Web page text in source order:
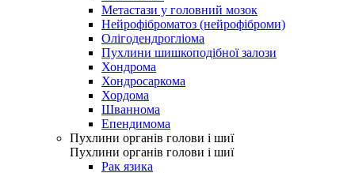
Метастази у головний мозок
Нейрофіброматоз (нейрофіброми)
Олігодендрогліома
Пухлини шишкоподібної залози
Хондрома
Хондросаркома
Хордома
Шваннома
Епендимома
Пухлини органів голови і шиї
Пухлини органів голови і шиї
Рак язика